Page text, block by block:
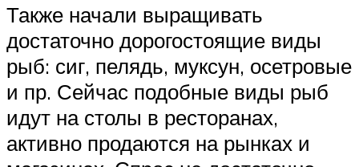
Также начали выращивать
достаточно дорогостоящие виды
рыб: сиг, пелядь, муксун, осетровые
и пр. Сейчас подобные виды рыб
идут на столы в ресторанах,
активно продаются на рынках и